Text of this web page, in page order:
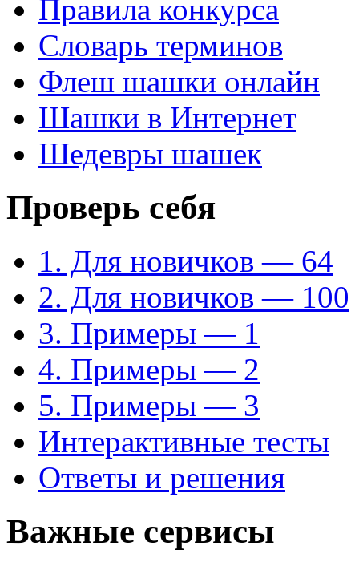
Правила конкурса
Словарь терминов
Флеш шашки онлайн
Шашки в Интернет
Шедевры шашек
Проверь себя
1. Для новичков — 64
2. Для новичков — 100
3. Примеры — 1
4. Примеры — 2
5. Примеры — 3
Интерактивные тесты
Ответы и решения
Важные сервисы